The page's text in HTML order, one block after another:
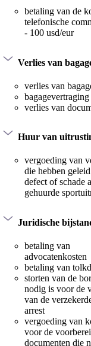
betaling van de
telefonische
- 100 usd/eur
Verlies van
verlies van
bagagevertraging
verlies van
Huur van
vergoeding van
die hebben
defect of schade
gehuurde
Juridische
betaling van
advocatenkosten
betaling van
storten van de
nodig is voor de
van de
arrest
vergoeding van
voor de
documenten die